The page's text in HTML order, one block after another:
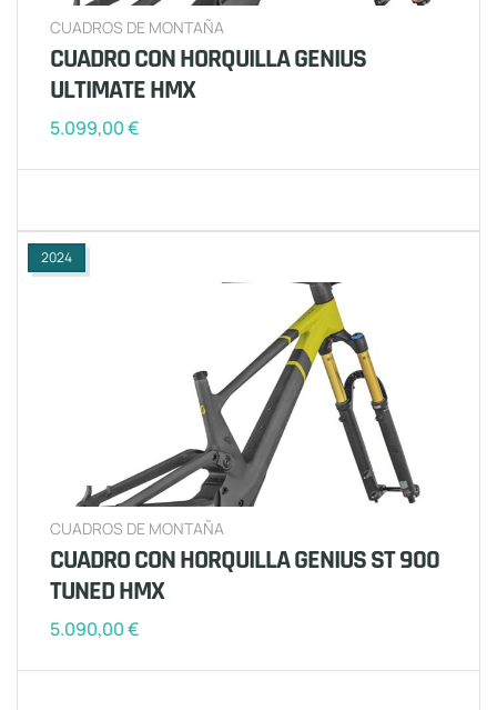
CUADROS DE MONTAÑA
CUADRO CON HORQUILLA GENIUS
ULTIMATE HMX
5.099,00€
2024
CUADROS DE MONTAÑA
CUADRO CON HORQUILLA GENIUS ST 900
TUNED HMX
5.090,00€